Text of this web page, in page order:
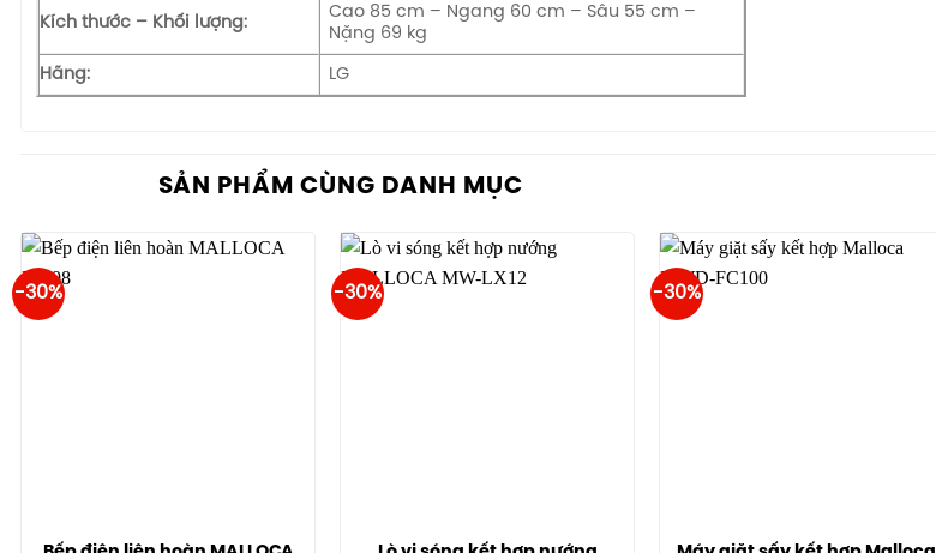
Kích thước – Khối lượng:
Cao 85 cm – Ngang 60 cm – Sâu 55 cm –
Nặng 69 kg
Hãng: LG
SẢN PHẨM CÙNG DANH MỤC
-30% -30% -30%